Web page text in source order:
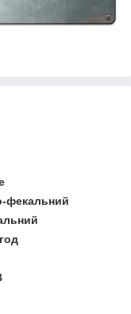
фекальний